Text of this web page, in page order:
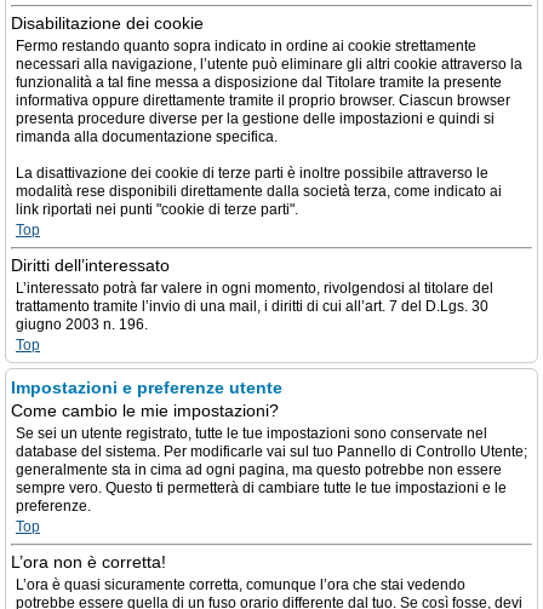
Disabilitazione dei cookie
Fermo restando quanto sopra indicato in ordine ai cookie strettamente
necessari alla navigazione, l’utente può eliminare gli altri cookie attraverso la
funzionalità a tal fine messa a disposizione dal Titolare tramite la presente
informativa oppure direttamente tramite il proprio browser. Ciascun browser
presenta procedure diverse per la gestione delle impostazioni e quindi si
rimanda alla documentazione specifica.
La disattivazione dei cookie di terze parti è inoltre possibile attraverso le
modalità rese disponibili direttamente dalla società terza, come indicato ai
link riportati nei punti "cookie di terze parti".
Top
Diritti dell’interessato
L’interessato potrà far valere in ogni momento, rivolgendosi al titolare del
trattamento tramite l’invio di una mail, i diritti di cui all’art. 7 del D.Lgs. 30
giugno 2003 n. 196.
Top
Impostazioni e preferenze utente
Come cambio le mie impostazioni?
Se sei un utente registrato, tutte le tue impostazioni sono conservate nel
database del sistema. Per modificarle vai sul tuo Pannello di Controllo Utente;
generalmente sta in cima ad ogni pagina, ma questo potrebbe non essere
sempre vero. Questo ti permetterà di cambiare tutte le tue impostazioni e le
preferenze.
Top
L’ora non è corretta!
L’ora è quasi sicuramente corretta, comunque l’ora che stai vedendo
potrebbe essere quella di un fuso orario differente dal tuo. Se così fosse, devi